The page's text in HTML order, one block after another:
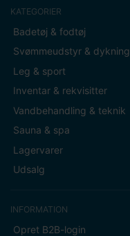
KATEGORIER
Badetøj & fodtøj
Svømmeudstyr & dykning
Leg & sport
Inventar & rekvisitter
Vandbehandling & teknik
Sauna & spa
Lagervarer
Udsalg
INFORMATION
Opret B2B-login